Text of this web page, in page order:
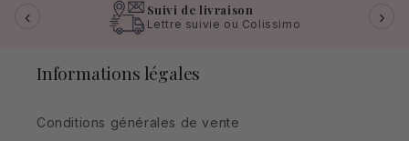
‹ Suivi de livraison
Lettre suivie ou Colissimo ›
Informations légales
Conditions générales de vente